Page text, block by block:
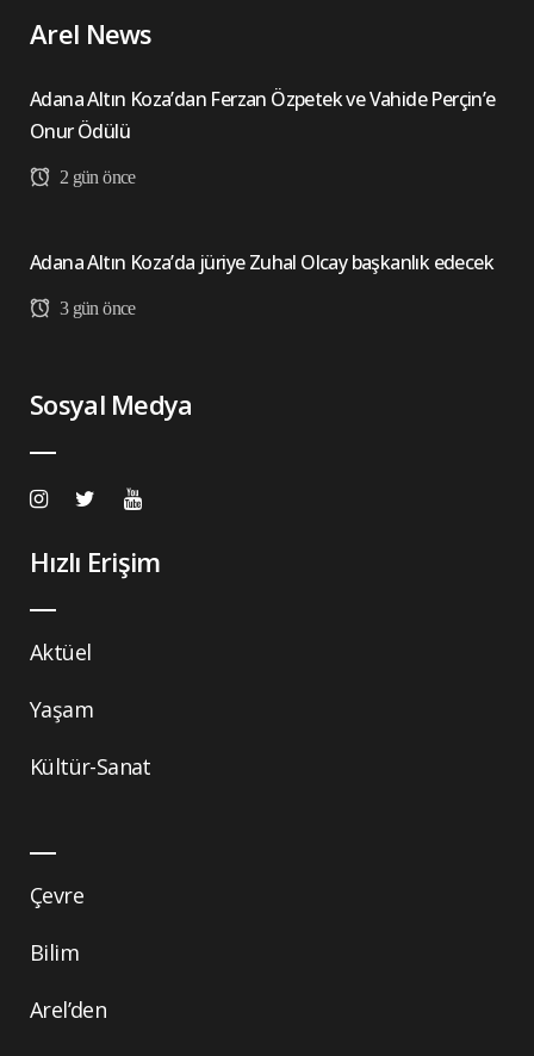
Arel News
Adana Altın Koza’dan Ferzan Özpetek ve Vahide Perçin’e
Onur Ödülü
2 gün önce
Adana Altın Koza’da jüriye Zuhal Olcay başkanlık edecek
3 gün önce
Sosyal Medya
Hızlı Erişim
Aktüel
Yaşam
Kültür-Sanat
Çevre
Bilim
Arel’den